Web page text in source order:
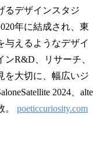
るデザインスタジ
年に結成され、東
与えるようなデザイ
R&D、リサーチ、
を大切に、幅広いジ
2024、alte
。 poeticcuriosity.com